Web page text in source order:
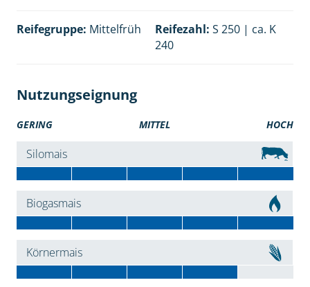
Reifegruppe: Mittelfrüh Reifezahl: S 250 | ca. K
240
Nutzungseignung
GERING MITTEL HOCH
Silomais
Biogasmais
Körnermais